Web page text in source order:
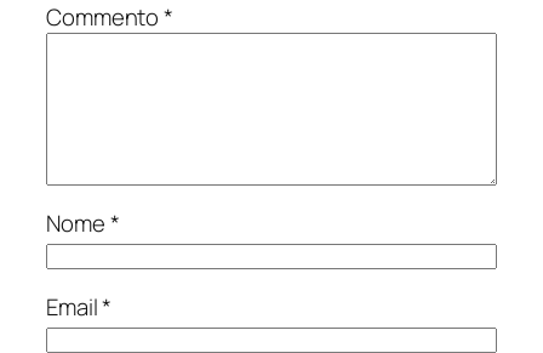
Commento*
Nome*
Email*